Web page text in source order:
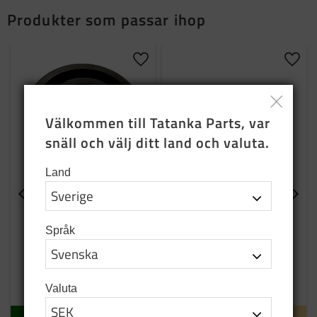
Produkter som passar ihop
Gummibälg till
kraftuttag
Membrane till kraftuttag för
winch
1 200SEK
Lägg till i favoriter
I lager
Lager till kraftuttag
99SEK
Välkommen till Tatanka Parts, var
snäll och välj ditt land och valuta.
Land
Språk
Valuta